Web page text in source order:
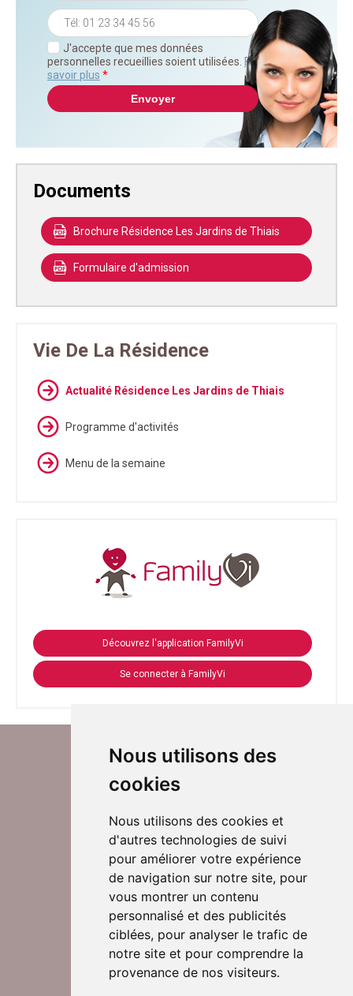
Nous utilisons des
cookies
Nous utilisons des cookies et
d'autres technologies de suivi
pour améliorer votre expérience
de navigation sur notre site, pour
vous montrer un contenu
personnalisé et des publicités
ciblées, pour analyser le trafic de
notre site et pour comprendre la
provenance de nos visiteurs.
J'accepte que mes données
personnelles recueillies soient utilisées. En
savoir plus *
Documents
Brochure Résidence Les Jardins de Thiais
Formulaire d'admission
Vie De La Résidence
Actualité Résidence Les Jardins de Thiais
Programme d'activités
Menu de la semaine
Découvrez l'application FamilyVi
Se connecter à FamilyVi
Suivez-nous sur Twitter
Rejoignez nos équipes
Nous contacter